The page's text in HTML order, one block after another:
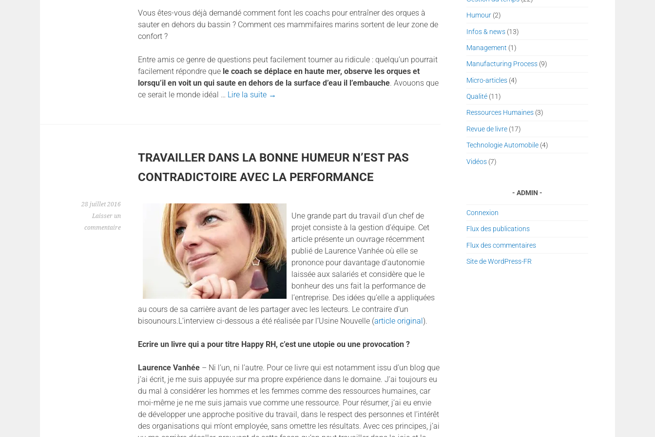
Vous êtes-vous déjà demandé comment font les coachs pour entraîner des orques à
sauter en dehors du bassin ? Comment ces mammifaires marins sortent de leur zone de
confort ?
Entre amis ce genre de questions peut facilement tourner au ridicule : quelqu’un pourrait
facilement répondre que le coach se déplace en haute mer, observe les orques et
lorsqu’il en voit un qui saute en dehors de la surface d’eau il l’embauche. Avouons que
ce serait le monde idéal … Lire la suite →
TRAVAILLER DANS LA BONNE HUMEUR N’EST PAS
CONTRADICTOIRE AVEC LA PERFORMANCE
28 juillet 2016
Laisser un
commentaire
Une grande part du travail d’un chef de
projet consiste à la gestion d’équipe. Cet
article présente un ouvrage récemment
publié de Laurence Vanhée où elle se
prononce pour davantage d’autonomie
laissée aux salariés et considère que le
bonheur des uns fait la performance de
l’entreprise. Des idées qu’elle a appliquées
au cours de sa carrière avant de les partager avec les lecteurs. Le contraire d’un
bisounours.L’interview ci-dessous a été réalisée par l’Usine Nouvelle (article original).
Ecrire un livre qui a pour titre Happy RH, c’est une utopie ou une provocation ?
Laurence Vanhée – Ni l’un, ni l’autre. Pour ce livre qui est notamment issu d’un blog que
j’ai écrit, je me suis appuyée sur ma propre expérience dans le domaine. J’ai toujours eu
du mal à considérer les hommes et les femmes comme des ressources humaines, car
moi-même je ne me suis jamais vue comme une ressource. Pour résumer, j’ai eu envie
de développer une approche positive du travail, dans le respect des personnes et l’intérêt
des organisations qui m’ont employée, sans omettre les résultats. Avec ces principes, j’ai
Humour (2)
Infos & news (13)
Management (1)
Manufacturing Process (9)
Micro-articles (4)
Qualité (11)
Ressources Humaines (3)
Revue de livre (17)
Technologie Automobile (4)
Vidéos (7)
ADMIN
Connexion
Flux des publications
Flux des commentaires
Site de WordPress-FR